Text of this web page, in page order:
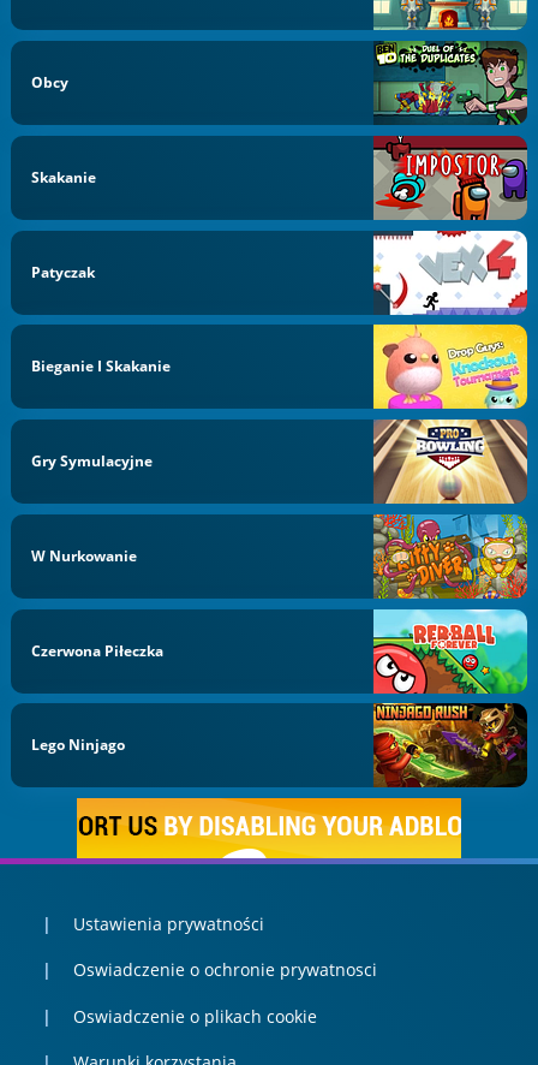
Obcy
Skakanie
Patyczak
Bieganie I Skakanie
Gry Symulacyjne
W Nurkowanie
Czerwona Piłeczka
Lego Ninjago
Ustawienia prywatności
Oswiadczenie o ochronie prywatnosci
Oswiadczenie o plikach cookie